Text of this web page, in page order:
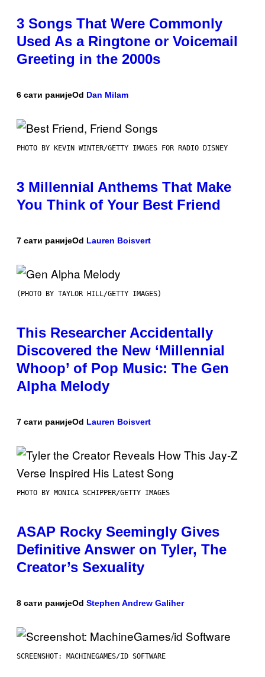
3 Songs That Were Commonly
Used As a Ringtone or Voicemail
Greeting in the 2000s
6 сати ранијеOd Dan Milam
PHOTO BY KEVIN WINTER/GETTY IMAGES FOR RADIO DISNEY
3 Millennial Anthems That Make
You Think of Your Best Friend
7 сати ранијеOd Lauren Boisvert
(PHOTO BY TAYLOR HILL/GETTY IMAGES)
This Researcher Accidentally
Discovered the New ‘Millennial
Whoop’ of Pop Music: The Gen
Alpha Melody
7 сати ранијеOd Lauren Boisvert
PHOTO BY MONICA SCHIPPER/GETTY IMAGES
ASAP Rocky Seemingly Gives
Definitive Answer on Tyler, The
Creator’s Sexuality
8 сати ранијеOd Stephen Andrew Galiher
SCREENSHOT: MACHINEGAMES/ID SOFTWARE